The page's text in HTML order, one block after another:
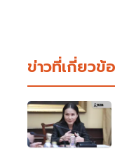
ข่าวที่เกี่ยวข้